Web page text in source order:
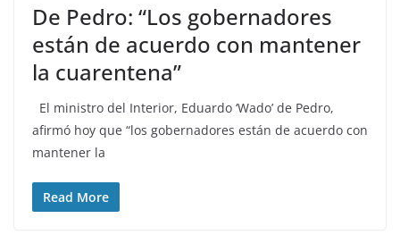
De Pedro: “Los gobernadores
están de acuerdo con mantener
la cuarentena”
El ministro del Interior, Eduardo ‘Wado’ de Pedro,
afirmó hoy que “los gobernadores están de acuerdo con
mantener la
Read More